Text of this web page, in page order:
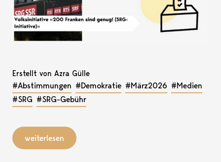
Erstellt von Azra Gülle
#Abstimmungen #Demokratie #März2026 #Medien
#SRG #SRG-Gebühr
weiterlesen